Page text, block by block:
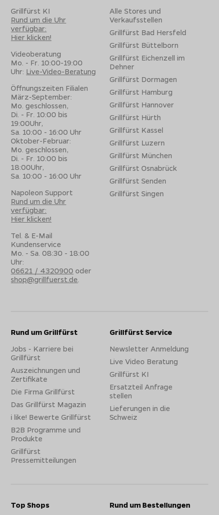
Grillfürst KI
Rund um die Uhr
verfügbar:
Hier klicken!
Videoberatung
Mo. - Fr. 10:00-19:00
Uhr: Live-Video-Beratung
Öffnungszeiten Filialen
März-September:
Mo. geschlossen,
Di. - Fr. 10:00 bis
19:00Uhr,
Sa. 10:00 - 16:00 Uhr
Oktober-Februar:
Mo. geschlossen,
Di. - Fr. 10:00 bis
18:00Uhr,
Sa. 10:00 - 16:00 Uhr
Napoleon Support
Rund um die Uhr
verfügbar:
Hier klicken!
Tel. & E-Mail
Kundenservice
Mo. - Sa. 08:30 - 18:00
Uhr:
06621 / 4320900 oder
shop@grillfuerst.de.
Alle Stores und
Verkaufsstellen
Grillfürst Bad Hersfeld
Grillfürst Büttelborn
Grillfürst Eichenzell im
Dehner
Grillfürst Dormagen
Grillfürst Hamburg
Grillfürst Hannover
Grillfürst Hürth
Grillfürst Kassel
Grillfürst Luzern
Grillfürst München
Grillfürst Osnabrück
Grillfürst Senden
Grillfürst Singen
Rund um Grillfürst
Jobs - Karriere bei
Grillfürst
Auszeichnungen und
Zertifikate
Die Firma Grillfürst
Das Grillfürst Magazin
i like! Bewerte Grillfürst
B2B Programme und
Produkte
Grillfürst
Pressemitteilungen
Grillfürst Service
Newsletter Anmeldung
Live Video Beratung
Grillfürst KI
Ersatzteil Anfrage
stellen
Lieferungen in die
Schweiz
Top Shops
Rund um Bestellungen